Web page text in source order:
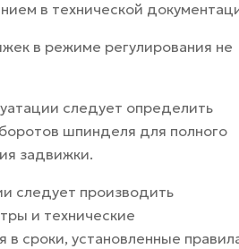
в технической
в режиме регулирования не
следует определить
шпинделя для полного
задвижки.
следует производить
и технические
в сроки, установленные